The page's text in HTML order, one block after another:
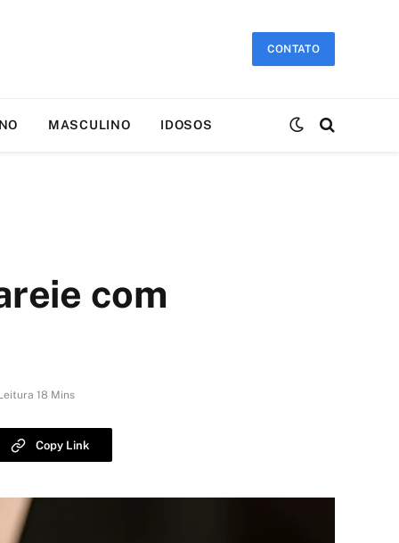
CONTATO
MASCULINO IDOSOS
com
18 Mins
Copy Link